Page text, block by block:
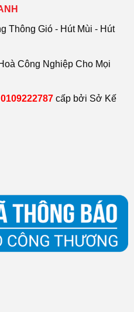
Thông Gió - Hút Mùi - Hút
Công Nghiệp Cho Mọi
0109222787 cấp bởi Sở Kế